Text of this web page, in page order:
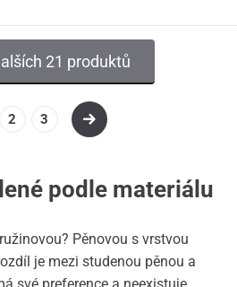
21 produktů
2 3
podle materiálu
Pěnovou s vrstvou
je mezi studenou pěnou a